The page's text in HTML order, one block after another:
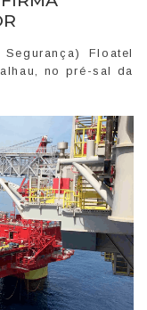
Floatel
no pré-sal da